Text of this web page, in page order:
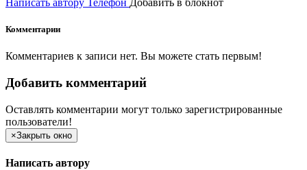
Написать автору Телефон Добавить в блокнот
Комментарии
Комментариев к записи нет. Вы можете стать первым!
Добавить комментарий
Оставлять комментарии могут только зарегистрированные
пользователи!
×Закрыть окно
Написать автору